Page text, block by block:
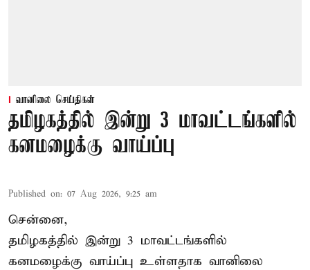
வானிலை செய்திகள்
தமிழகத்தில் இன்று 3 மாவட்டங்களில்
கனமழைக்கு வாய்ப்பு
Published on: 07 Aug 2026, 9:25 am
சென்னை,
தமிழகத்தில் இன்று 3 மாவட்டங்களில்
கனமழைக்கு வாய்ப்பு உள்ளதாக வானிலை